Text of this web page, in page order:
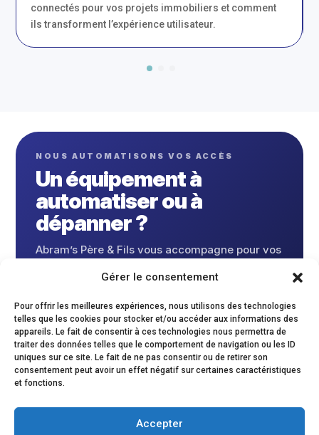
Gérer le consentement
Pour offrir les meilleures expériences, nous utilisons des technologies
telles que les cookies pour stocker et/ou accéder aux informations des
appareils. Le fait de consentir à ces technologies nous permettra de
traiter des données telles que le comportement de navigation ou les ID
uniques sur ce site. Le fait de ne pas consentir ou de retirer son
consentement peut avoir un effet négatif sur certaines caractéristiques
et fonctions.
Accepter
connectés pour vos projets immobiliers et comment
ils transforment l’expérience utilisateur.
NOUS AUTOMATISONS VOS ACCÈS
Un équipement à
automatiser ou à
dépanner ?
Abram’s Père & Fils vous accompagne pour vos
motorisations et solutions connectées.
Appeler Appeler-nous
ACCUEIL